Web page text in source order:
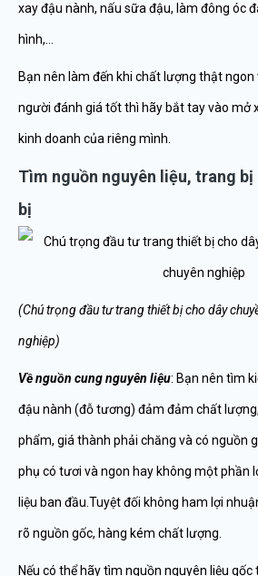
xay đậu nành, nấu sữa đậu, làm đông óc
hình,…
Bạn nên làm đến khi chất lượng thật ngon
người đánh giá tốt thì hãy bắt tay vào mở
kinh doanh của riêng mình.
Tìm nguồn nguyên liệu, trang
bị
(Chú trọng đầu tư trang thiết bị cho dây
nghiệp)
Về nguồn cung nguyên liệu: Bạn nên tìm
đậu nành (đỗ tương) đảm đảm chất
phẩm, giá thành phải chăng và có nguồn
phụ có tươi và ngon hay không một phần
liệu ban đầu.Tuyệt đối không ham lợi
rõ nguồn gốc, hàng kém chất lượng.
Nếu có thể hãy tìm nguồn nguyên liệu